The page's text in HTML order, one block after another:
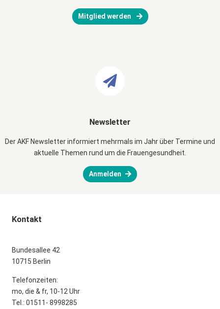
Mitglied werden
Newsletter
Der AKF Newsletter informiert mehrmals im Jahr über Termine und
aktuelle Themen rund um die Frauengesundheit.
Anmelden
Kontakt
Bundesallee 42
10715 Berlin
Telefonzeiten:
mo, die & fr, 10-12 Uhr
Tel.: 01511- 8998285